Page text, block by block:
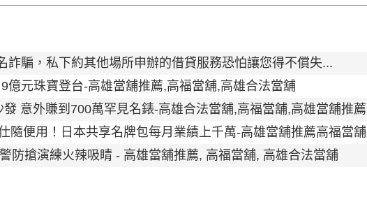
詐騙，私下約其他場所申辦的借貸服務恐怕讓您得不償失...
億元珠寶登台-高雄當舖推薦,高福當舖,高雄合法當舖
意外賺到700萬罕見名錶-高雄合法當舖,高福當舖,高雄當舖推薦
隨便用！日本共享名牌包每月業績上千萬-高雄當舖推薦高福當舖
防搶演練火辣吸睛 - 高雄當舖推薦, 高福當舖, 高雄合法當舖